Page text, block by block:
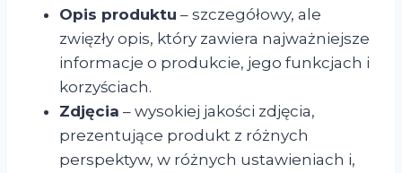
Opis produktu – szczegółowy, ale
zwięzły opis, który zawiera najważniejsze
informacje o produkcie, jego funkcjach i
korzyściach.
Zdjęcia – wysokiej jakości zdjęcia,
prezentujące produkt z różnych
perspektyw, w różnych ustawieniach i,